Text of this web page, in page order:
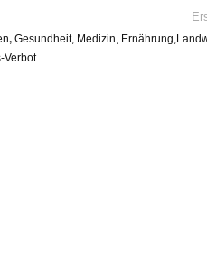
, Gesundheit, Medizin,
Verbot